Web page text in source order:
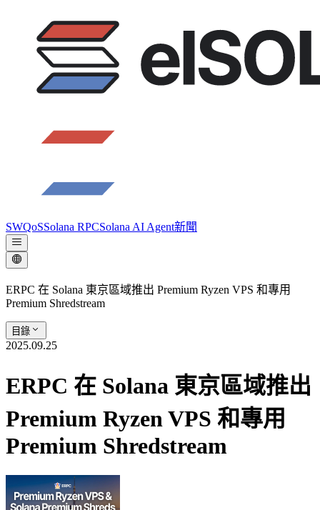
SWQoSSolana RPCSolana AI Agent新聞
ERPC 在 Solana 東京區域推出 Premium Ryzen VPS 和專用
Premium Shredstream
目錄
2025.09.25
ERPC 在 Solana 東京區域推出
Premium Ryzen VPS 和專用
Premium Shredstream